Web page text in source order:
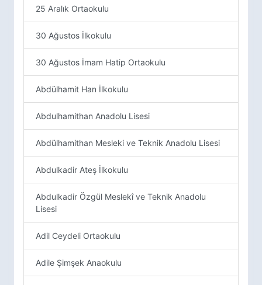
25 Aralık Ortaokulu
30 Ağustos İlkokulu
30 Ağustos İmam Hatip Ortaokulu
Abdülhamit Han İlkokulu
Abdulhamithan Anadolu Lisesi
Abdülhamithan Mesleki ve Teknik Anadolu Lisesi
Abdulkadir Ateş İlkokulu
Abdulkadir Özgül Meslekî ve Teknik Anadolu
Lisesi
Adil Ceydeli Ortaokulu
Adile Şimşek Anaokulu